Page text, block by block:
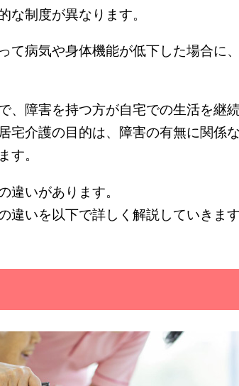
な制度が異なります。
病気や身体機能が低下した場合に
障害を持つ方が自宅での生活を継
介護の目的は、障害の有無に関係
す。
違いがあります。
いを以下で詳しく解説していきます